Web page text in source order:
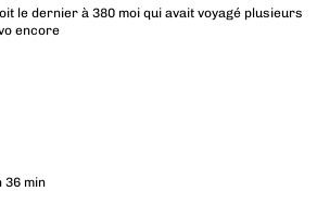
le dernier à 380 moi qui avait voyagé plusieurs
encore
36 min